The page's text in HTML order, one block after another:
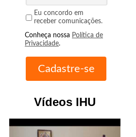
Eu concordo em
receber comunicações.
Conheça nossa Política de
Privacidade.
Vídeos IHU